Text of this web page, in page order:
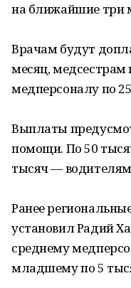
на ближайшие три
Врачам будут
месяц,
медперсоналу по
Выплаты
помощи. По 50
тысяч —
Ранее
установил Радий
среднему
младшему по 5